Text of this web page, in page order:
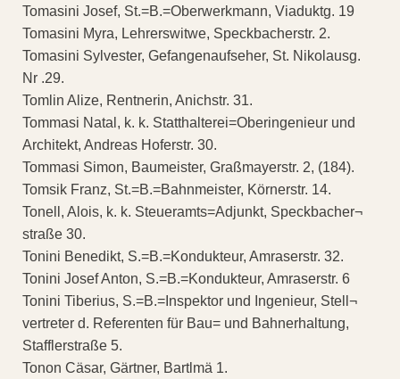
Tomasini Josef, St.=B.=Oberwerkmann, Viaduktg. 19
Tomasini Myra, Lehrerswitwe, Speckbacherstr. 2.
Tomasini Sylvester, Gefangenaufseher, St. Nikolausg.
Nr .29.
Tomlin Alize, Rentnerin, Anichstr. 31.
Tommasi Natal, k. k. Statthalterei=Oberingenieur und
Architekt, Andreas Hoferstr. 30.
Tommasi Simon, Baumeister, Graßmayerstr. 2, (184).
Tomsik Franz, St.=B.=Bahnmeister, Körnerstr. 14.
Tonell, Alois, k. k. Steueramts=Adjunkt, Speckbacher¬
straße 30.
Tonini Benedikt, S.=B.=Kondukteur, Amraserstr. 32.
Tonini Josef Anton, S.=B.=Kondukteur, Amraserstr. 6
Tonini Tiberius, S.=B.=Inspektor und Ingenieur, Stell¬
vertreter d. Referenten für Bau= und Bahnerhaltung,
Stafflerstraße 5.
Tonon Cäsar, Gärtner, Bartlmä 1.